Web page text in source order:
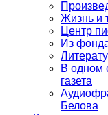
Жизнь и
Центр
Из
В одном
газета
Белова